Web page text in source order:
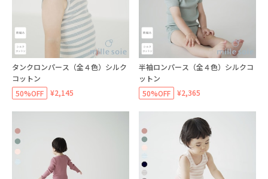
タンクロンパース（全４色）シルク
コットン
50%OFF
¥2,145
半袖ロンパース（全４色）シルクコ
ットン
50%OFF
¥2,365